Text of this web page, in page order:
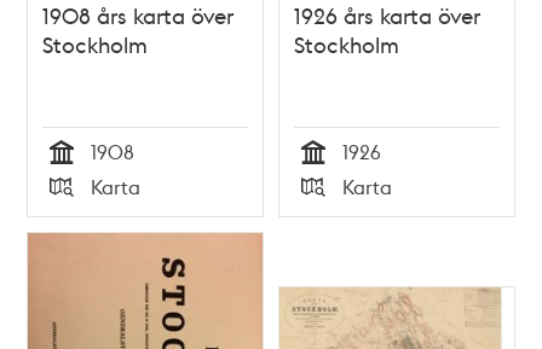
1908 års karta över
Stockholm
Tid
1908
Typ
Karta
1926 års karta över
Stockholm
Tid
1926
Typ
Karta